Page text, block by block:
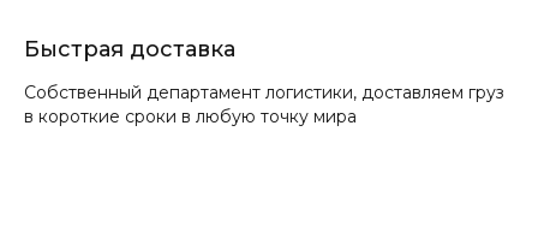
Быстрая доставка
Собственный департамент логистики, доставляем груз
в короткие сроки в любую точку мира